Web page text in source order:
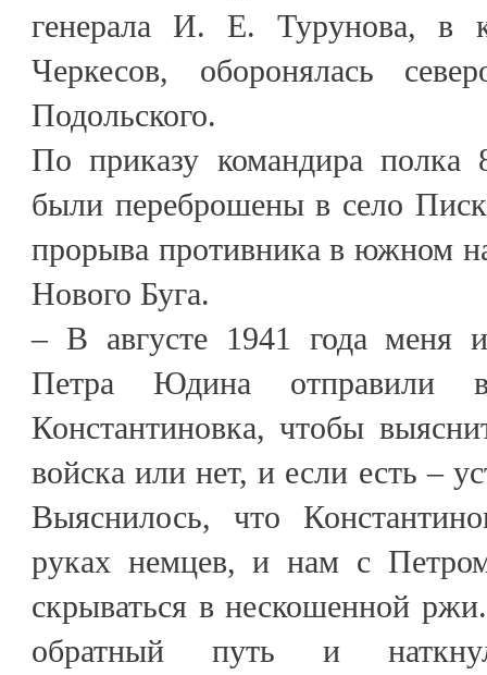
генерала И. Е. Турунова, в
Черкесов, оборонялась
Подольского.
По приказу командира полка
были переброшены в село
прорыва противника в южном
Нового Буга.
– В августе 1941 года меня
Петра Юдина отправили
Константиновка, чтобы
войска или нет, и если есть –
Выяснилось, что
руках немцев, и нам с
скрываться в нескошенной
обратный путь и